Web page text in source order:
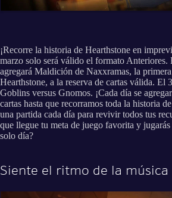
¡Recorre la historia de Hearthstone en
marzo solo será válido el formato Anteriores.
agregará Maldición de Naxxramas, la
Hearthstone, a la reserva de cartas válida. El
Goblins versus Gnomos. ¡Cada día se
cartas hasta que recorramos toda la historia
una partida cada día para revivir todos tus
que llegue tu meta de juego favorita y jugarás
solo día?
Siente el ritmo de la música